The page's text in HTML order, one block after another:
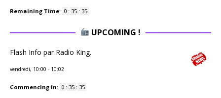
Remaining Time: 0 : 35 : 34
UPCOMING !
Flash Info par Radio King.
vendredi, 10:00 - 10:02
Commencing in: 0 : 35 : 34